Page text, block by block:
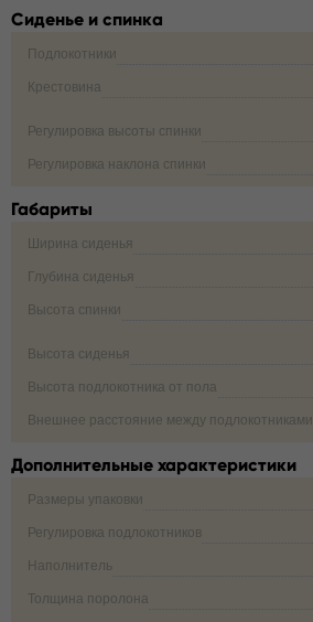
Сиденье и спинка
Подлокотники
Крестовина
Регулировка высоты спинки
Регулировка наклона спинки
Габариты
Ширина сиденья
Глубина сиденья
Высота спинки
Высота сиденья
Высота подлокотника от пола
Внешнее расстояние между подлокотниками
Дополнительные характеристики
Размеры упаковки
Регулировка подлокотников
Наполнитель
Толщина поролона